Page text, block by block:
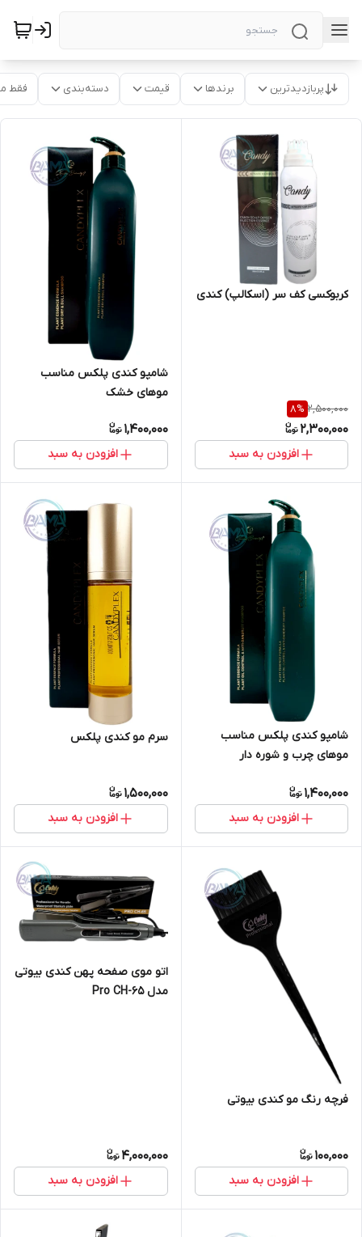
پربازدیدترین برندها قیمت دسته‌بندی فقط
کربوکسی کف سر (اسکالپ) کندی
2,500,000
8%
2,300,000
افزودن به سبد
شامپو کندی پلکس مناسب
موهای خشک
1,400,000
افزودن به سبد
شامپو کندی پلکس مناسب
موهای چرب و شوره دار
1,400,000
افزودن به سبد
سرم مو کندی پلکس
1,500,000
افزودن به سبد
فرچه رنگ مو کندی بیوتی
100,000
افزودن به سبد
اتو موی صفحه پهن کندی بیوتی
مدل Pro CH-65
4,000,000
افزودن به سبد